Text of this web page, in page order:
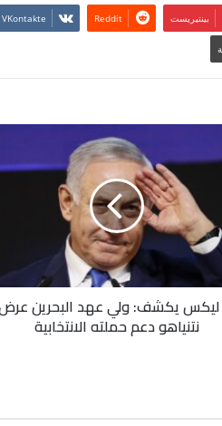
بينتيريست
ليكس يكشف: ولي عهد البحرين
نتنياهو دعم حملته الانتخابية